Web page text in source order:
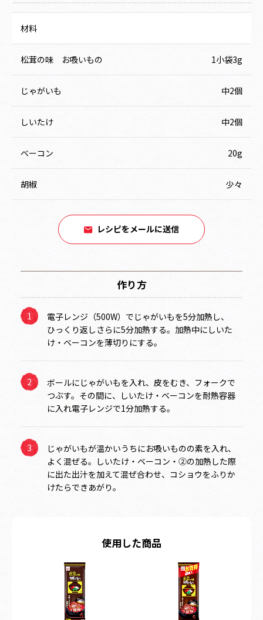
材料
松茸の味 お吸いもの 1小袋3g
じゃがいも 中2個
しいたけ 中2個
ベーコン 20g
胡椒 少々
レシピをメールに送信
作り方
電子レンジ（500W）でじゃがいもを5分加熱し、
ひっくり返しさらに5分加熱する。加熱中にしいた
け・ベーコンを薄切りにする。
ボールにじゃがいもを入れ、皮をむき、フォークで
つぶす。その間に、しいたけ・ベーコンを耐熱容器
に入れ電子レンジで1分加熱する。
じゃがいもが温かいうちにお吸いものの素を入れ、
よく混ぜる。しいたけ・ベーコン・②の加熱した際
に出た出汁を加えて混ぜ合わせ、コショウをふりか
けたらできあがり。
使用した商品